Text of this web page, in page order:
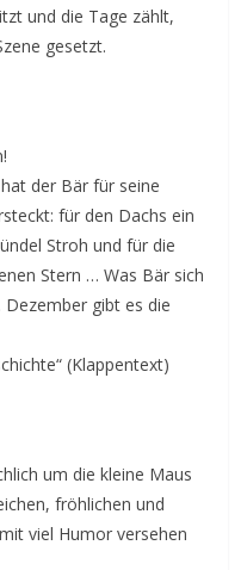
und die Tage zählt,
gesetzt.
der Bär für seine
für den Dachs ein
Stroh und für die
Stern … Was Bär sich
gibt es die
(Klappentext)
um die kleine Maus
fröhlichen und
viel Humor versehen